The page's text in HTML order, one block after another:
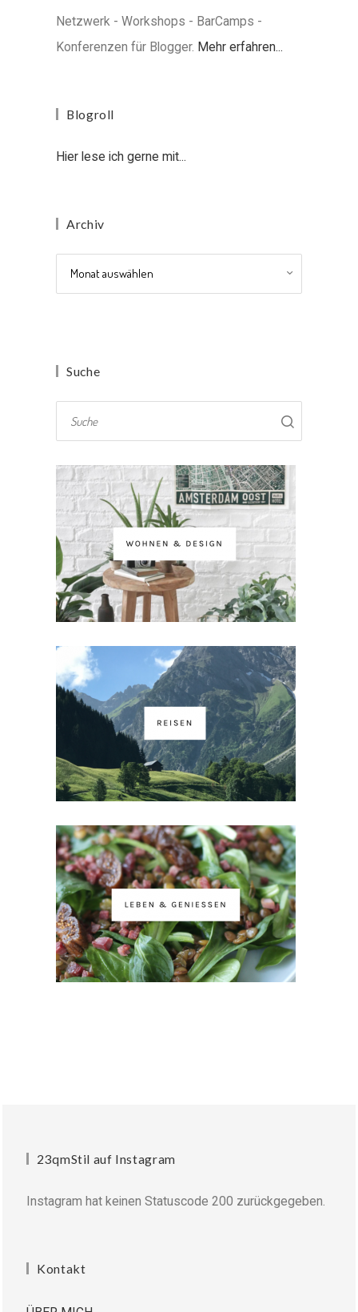
Netzwerk - Workshops - BarCamps -
Konferenzen für Blogger. Mehr erfahren...
Blogroll
Hier lese ich gerne mit...
Archiv
Suche
23qmStil auf Instagram
Instagram hat keinen Statuscode 200 zurückgegeben.
Kontakt